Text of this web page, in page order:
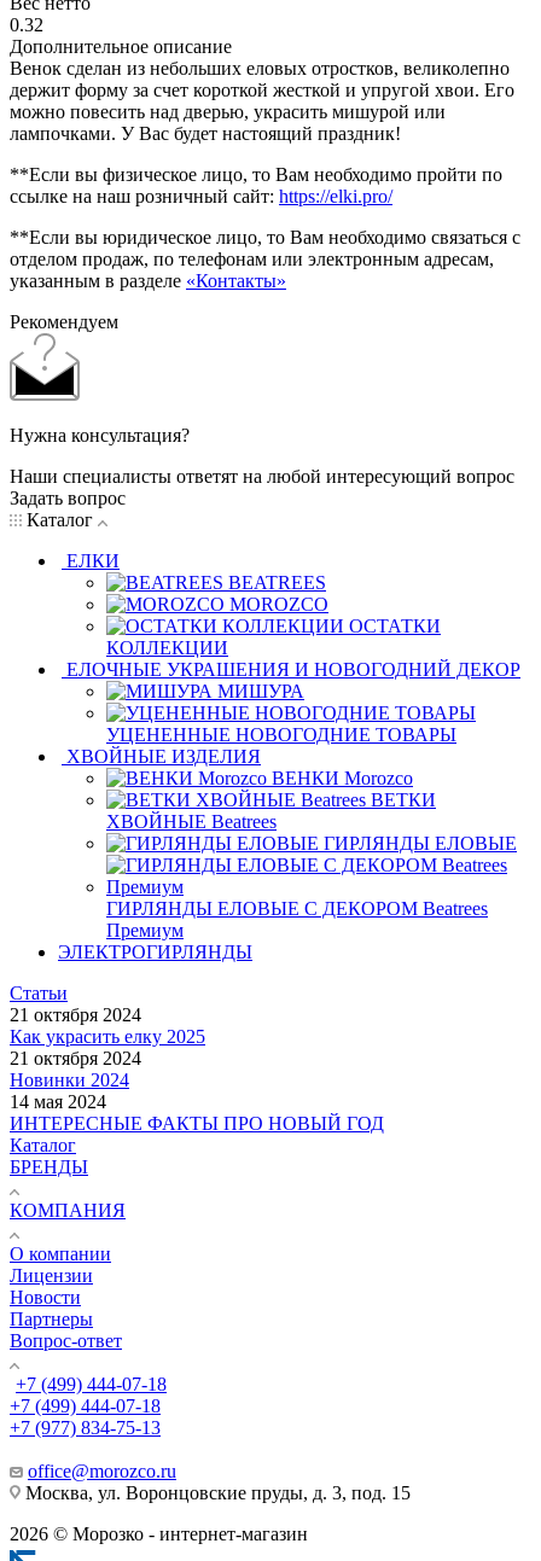
0.32
Дополнительное описание
Венок сделан из небольших еловых отростков, великолепно
держит форму за счет короткой жесткой и упругой хвои. Его
можно повесить над дверью, украсить мишурой или
лампочками. У Вас будет настоящий праздник!
**Если вы физическое лицо, то Вам необходимо пройти по
ссылке на наш розничный сайт: https://elki.pro/
**Если вы юридическое лицо, то Вам необходимо связаться с
отделом продаж, по телефонам или электронным адресам,
указанным в разделе «Контакты»
Рекомендуем
Нужна консультация?
Наши специалисты ответят на любой интересующий вопрос
Задать вопрос
Каталог
ЕЛКИ
BEATREES
MOROZCO
ОСТАТКИ
КОЛЛЕКЦИИ
ЕЛОЧНЫЕ УКРАШЕНИЯ И НОВОГОДНИЙ ДЕКОР
МИШУРА
УЦЕНЕННЫЕ НОВОГОДНИЕ ТОВАРЫ
ХВОЙНЫЕ ИЗДЕЛИЯ
ВЕНКИ Morozco
ВЕТКИ
ХВОЙНЫЕ Beatrees
ГИРЛЯНДЫ ЕЛОВЫЕ
ГИРЛЯНДЫ ЕЛОВЫЕ С ДЕКОРОМ Beatrees
Премиум
ЭЛЕКТРОГИРЛЯНДЫ
Статьи
21 октября 2024
Как украсить елку 2025
21 октября 2024
Новинки 2024
14 мая 2024
ИНТЕРЕСНЫЕ ФАКТЫ ПРО НОВЫЙ ГОД
Каталог
БРЕНДЫ
КОМПАНИЯ
О компании
Лицензии
Новости
Партнеры
Вопрос-ответ
+7 (499) 444-07-18
+7 (499) 444-07-18
+7 (977) 834-75-13
office@morozco.ru
Москва, ул. Воронцовские пруды, д. 3, под. 15
2026 © Морозко - интернет-магазин